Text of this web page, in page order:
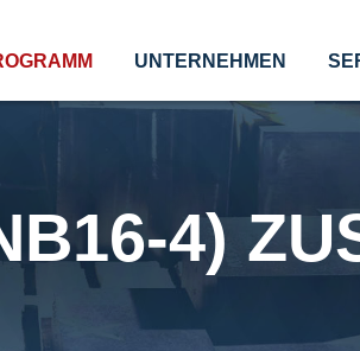
UNTERNEHMEN
4)